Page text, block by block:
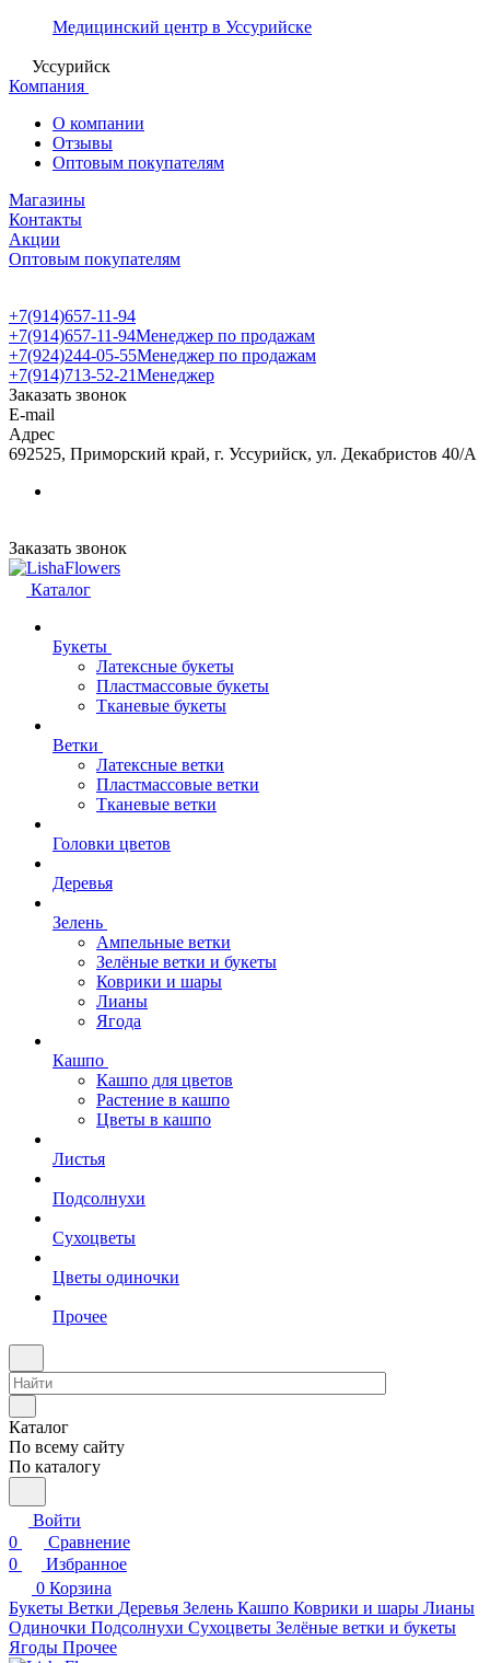
Медицинский центр в Уссурийске
Уссурийск
Компания
О компании
Отзывы
Оптовым покупателям
Магазины
Контакты
Акции
Оптовым покупателям
+7(914)657-11-94
+7(914)657-11-94Менеджер по продажам
+7(924)244-05-55Менеджер по продажам
+7(914)713-52-21Менеджер
Заказать звонок
E-mail
Адрес
692525, Приморский край, г. Уссурийск, ул. Декабристов 40/А
Заказать звонок
Каталог
Букеты
Латексные букеты
Пластмассовые букеты
Тканевые букеты
Ветки
Латексные ветки
Пластмассовые ветки
Тканевые ветки
Головки цветов
Деревья
Зелень
Ампельные ветки
Зелёные ветки и букеты
Коврики и шары
Лианы
Ягода
Кашпо
Кашпо для цветов
Растение в кашпо
Цветы в кашпо
Листья
Подсолнухи
Сухоцветы
Цветы одиночки
Прочее
Каталог
По всему сайту
По каталогу
Войти
0
Сравнение
0
Избранное
0 Корзина
Букеты Ветки Деревья Зелень Кашпо Коврики и шары Лианы
Одиночки Подсолнухи Сухоцветы Зелёные ветки и букеты
Ягоды Прочее